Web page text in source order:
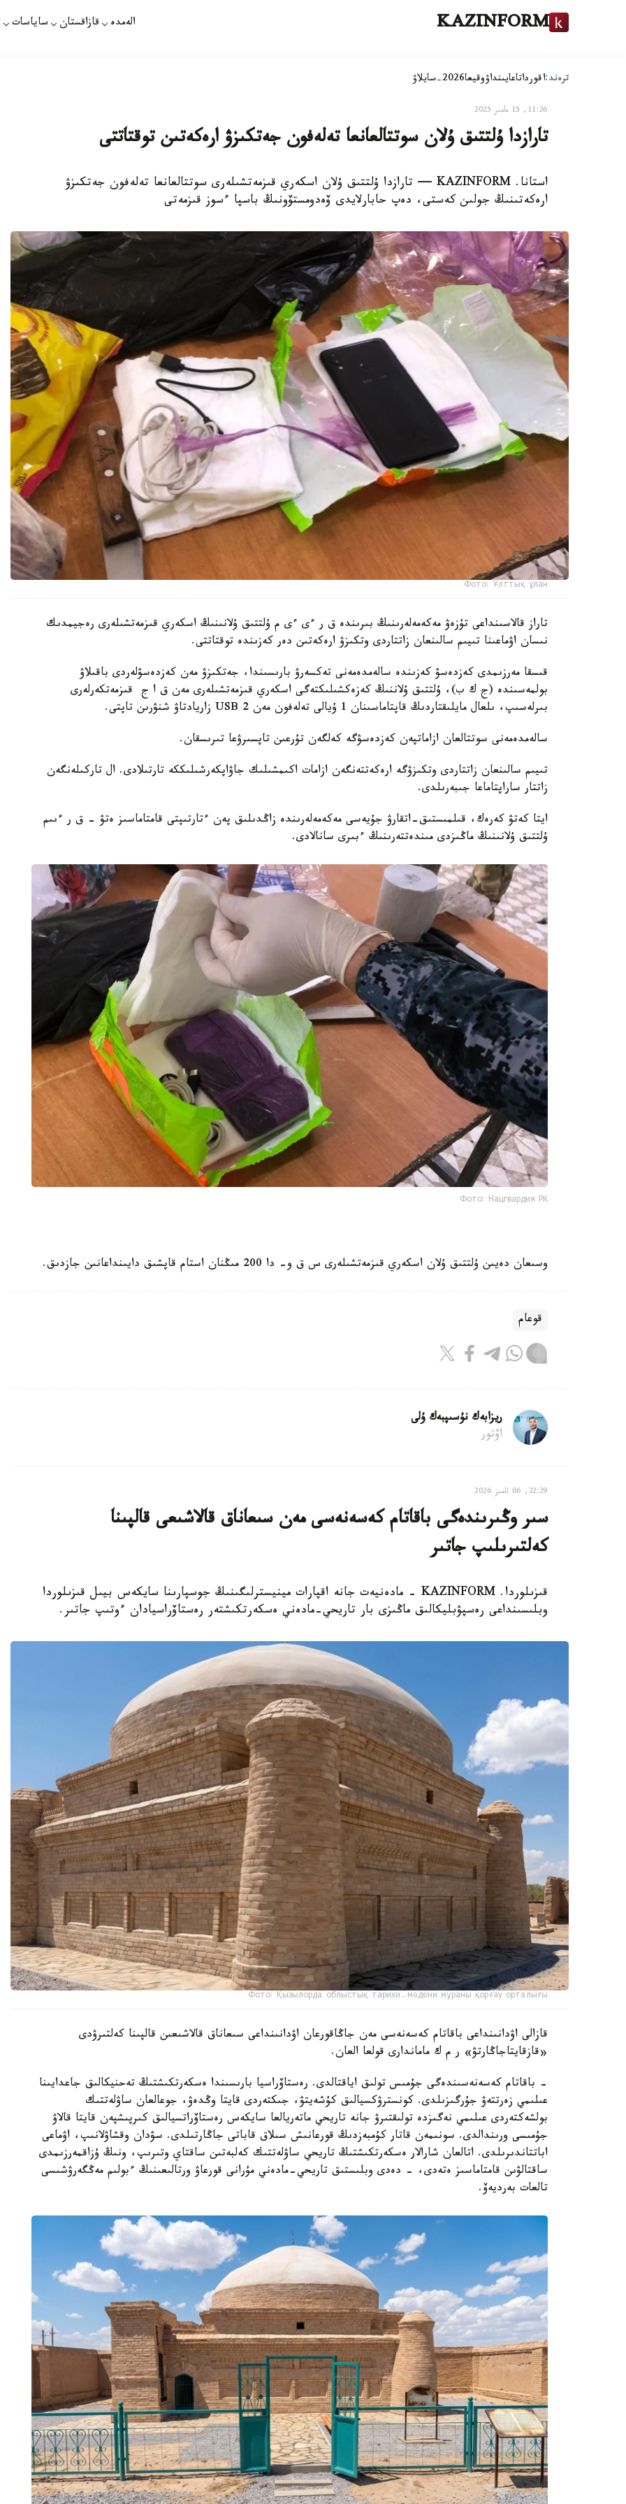
KAZINFORM الەمدە قازاقستان ساياسات
ترەند:اقورداتاعايىنداۋوقيعا2026-سايلاۋ
11:26, 15 مامىر 2025
تارازدا ۇلتتىق ۇلان سوتتالعانعا تەلەفون جەتكىزۋ ارەكەتىن توقتاتتى
استانا. KAZINFORM — تارازدا ۇلتتىق ۇلان اسكەري قىزمەتشىلەرى سوتتالعانعا تەلەفون جەتكىزۋ
ارەكەتىنىڭ جولىن كەستى، دەپ حابارلايدى ۆەدومستۆونىڭ باسپا ءسوز قىزمەتى
Фото: Ұлттық ұлан
تاراز قالاسىنداعى تۇزەۋ مەكەمەلەرىنىڭ بىرىندە ق ر ءى ءى م ۇلتتىق ۇلانىنىڭ اسكەري قىزمەتشىلەرى رەجيمدىك
نىسان اۋماعىنا تىيىم سالىنعان زاتتاردى وتكىزۋ ارەكەتىن دەر كەزىندە توقتاتتى.
قىسقا مەرزىمدى كەزدەسۋ كەزىندە سالەمدەمەنى تەكسەرۋ بارىسىندا، جەتكىزۋ مەن كەزدەسۋلەردى باقىلاۋ
بولمەسىندە (ج ك ب)، ۇلتتىق ۇلاننىڭ كەزەكشىلىكتەگى اسكەري قىزمەتشىلەرى مەن ق ا ج قىزمەتكەرلەرى
بىرلەسىپ، ىلعال مايلىقتاردىڭ قاپتاماسىنان 1 ۇيالى تەلەفون مەن 2 USB زاريادتاۋ شنۋرىن تاپتى.
سالەمدەمەنى سوتتالعان ازاماتپەن كەزدەسۋگە كەلگەن تۇرعىن تاپسىرۋعا تىرىسقان.
تىيىم سالىنعان زاتتاردى وتكىزۋگە ارەكەتتەنگەن ازامات اكىمشىلىك جاۋاپكەرشىلىككە تارتىلادى. ال تاركىلەنگەن
زاتتار ساراپتاماعا جىبەرىلدى.
ايتا كەتۋ كەرەك، قىلمىستىق-اتقارۋ جۇيەسى مەكەمەلەرىندە زاڭدىلىق پەن ءتارتىپتى قامتاماسىز ەتۋ - ق ر ءىىم
ۇلتتىق ۇلانىنىڭ ماڭىزدى مىندەتتەرىنىڭ ءبىرى سانالادى.
Фото: Нацгвардия РК
وسىعان دەيىن ۇلتتىق ۇلان اسكەري قىزمەتشىلەرى س ق و- دا 200 مىڭنان استام قاپشىق دايىنداعانىن جازدىق.
قوعام
ريزابەك نۇسىپبەك ۇلى
اۆتور
22:29, 06 تامىز 2026
سىر وڭىرىندەگى باقاتام كەسەنەسى مەن سىعاناق قالاشىعى قالپىنا
كەلتىرىلىپ جاتىر
قىزىلوردا. KAZINFORM - مادەنيەت جانە اقپارات مينيسترلىگىنىڭ جوسپارىنا سايكەس بيىل قىزىلوردا
وبلىسىنداعى رەسپۋبليكالىق ماڭىزى بار تاريحي-مادەني ەسكەرتكىشتەر رەستاۆراسيادان ءوتىپ جاتىر.
Фото: Қызылорда облыстық тарихи-мәдени мұраны қорғау орталығы
قازالى اۋدانىنداعى باقاتام كەسەنەسى مەن جاڭاقورعان اۋدانىنداعى سىعاناق قالاشىعىن قالپىنا كەلتىرۋدى
«قازقايتاجاڭارتۋ» ر م ك ماماندارى قولعا العان.
- باقاتام كەسەنەسىندەگى جۇمىس تولىق اياقتالدى. رەستاۆراسيا بارىسىندا ەسكەرتكىشتىڭ تەحنيكالىق جاعدايىنا
عىلىمي زەرتتەۋ جۇرگىزىلدى. كونسترۋكسيالىق كۇشەيتۋ، جىكتەردى قايتا وڭدەۋ، جوعالعان ساۋلەتتىك
بولشەكتەردى عىلىمي نەگىزدە تولىقتىرۋ جانە تاريحي ماتەريالعا سايكەس رەستاۆراتسيالىق كىرپىشپەن قايتا قالاۋ
جۇمىسى ورىندالدى. سونىمەن قاتار كۇمبەزدىڭ قورعانىش سىلاق قاباتى جاڭارتىلدى. سۋدان وقشاۋلانىپ، اۋماعى
اباتتاندىرىلدى. اتالعان شارالار ەسكەرتكىشتىڭ تاريحي ساۋلەتتىك كەلبەتىن ساقتاي وتىرىپ، ونىڭ ۇزاقمەرزىمدى
ساقتالۋىن قامتاماسىز ەتەدى، - دەدى وبلىستىق تاريحي-مادەني مۇرانى قورعاۋ ورتالىعىنىڭ ءبولىم مەڭگەرۋشىسى
تالعات بەرديەۆ.